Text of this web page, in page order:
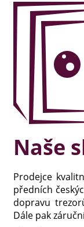
Naše
Prodejce
předních
dopravu
Dále pak